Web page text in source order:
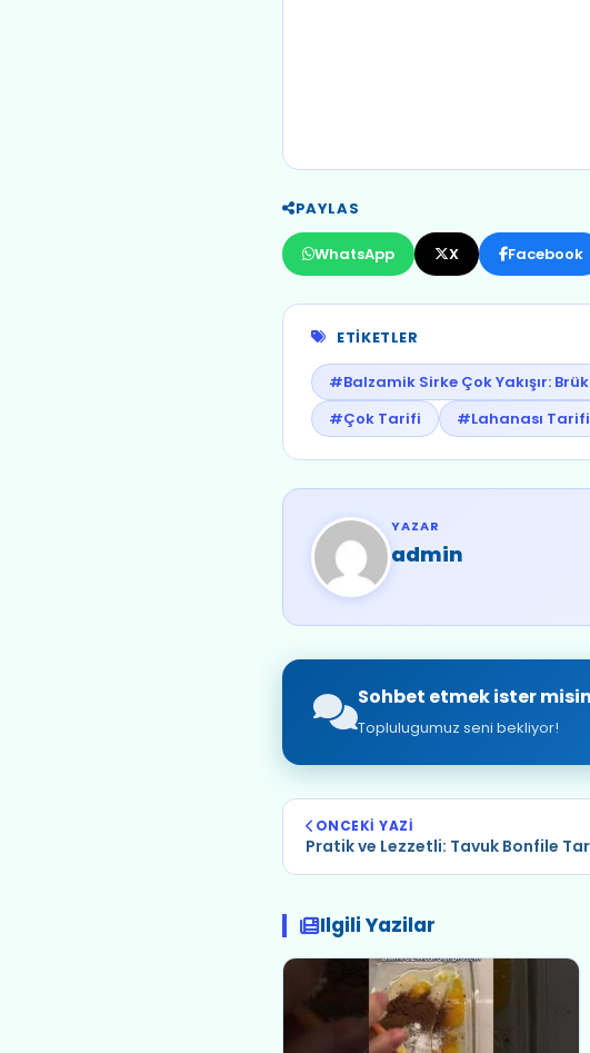
PAYLAS
WhatsApp X Facebook
ETIKETLER
#Balzamik Sirke Çok Yakışır:
#Çok Tarifi
#Lahanası Tarifi
YAZAR
admin
Sohbet etmek ister
Toplulugumuz seni bekliyor!
ONCEKI YAZI
Pratik ve Lezzetli: Tavuk Bonfile
Ilgili Yazilar